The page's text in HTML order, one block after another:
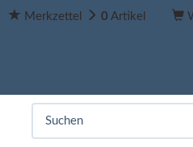
Merkzettel 0 Artikel